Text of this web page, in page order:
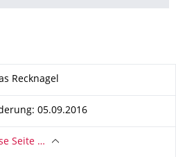
Recknagel
05.09.2016
Seite …